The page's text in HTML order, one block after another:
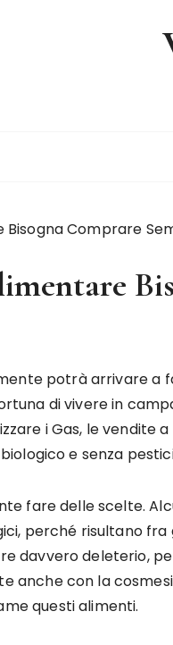
Comprare
potrà arrivare a
di vivere in
i Gas, le vendite
e senza
fare delle scelte.
perché risultano
davvero deleterio,
anche con la
questi alimenti.